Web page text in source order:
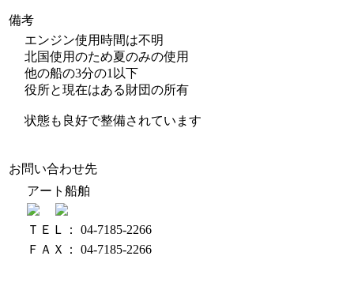
備考
エンジン使用時間は不明
北国使用のため夏のみの使用
他の船の3分の1以下
役所と現在はある財団の所有
状態も良好で整備されています
お問い合わせ先
アート船舶
ＴＥＬ： 04-7185-2266
ＦＡＸ： 04-7185-2266